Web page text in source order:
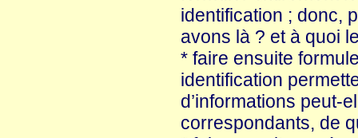
identification ; donc,
avons là ? et à quoi
* faire ensuite
identification
d’informations peut-
correspondants, de